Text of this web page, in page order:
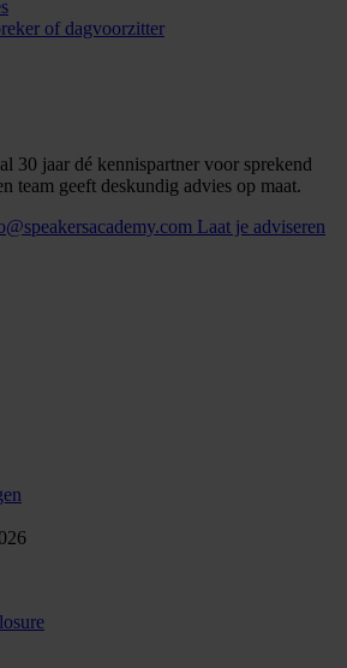
of dagvoorzitter
30 jaar dé kennispartner voor sprekend
team geeft deskundig advies op maat.
Laat je adviseren